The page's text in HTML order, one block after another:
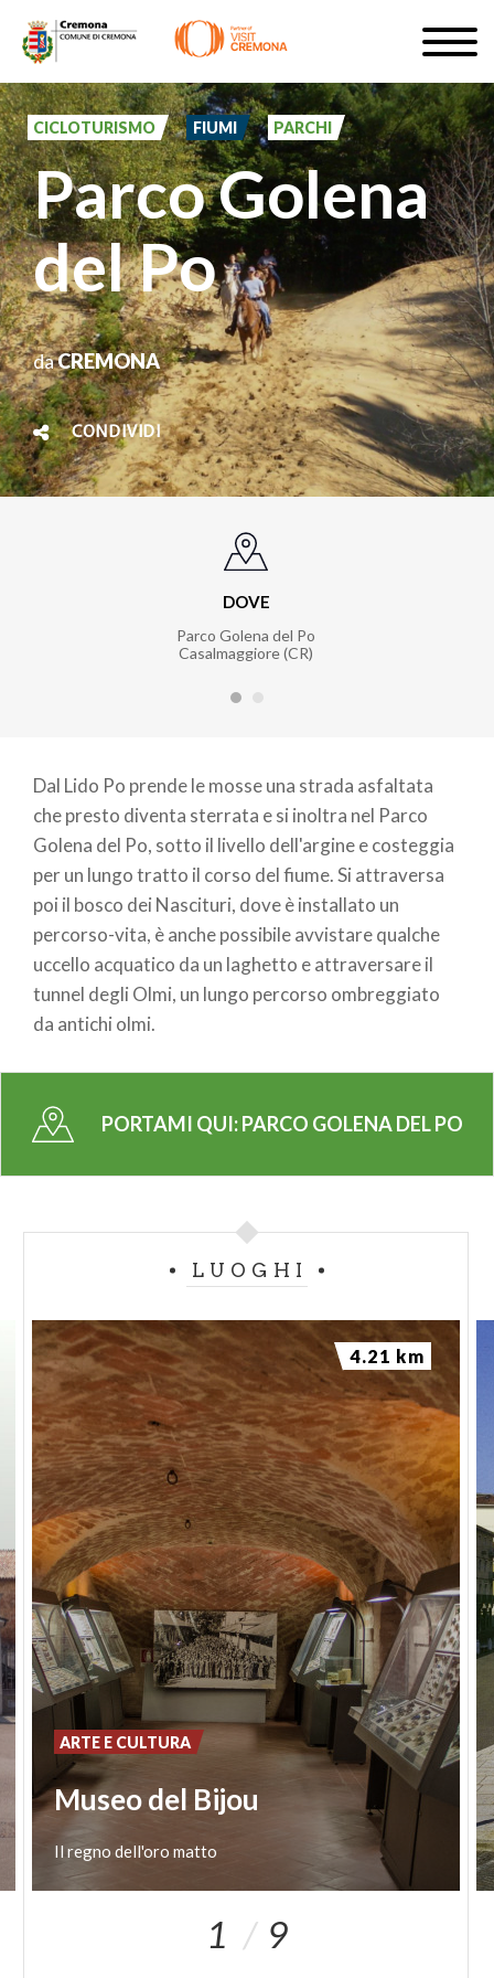
Salta
contenuto
principale
ISCRIVITI
IT
#turismocremona
CICLOTURISMO FIUMI PARCHI
Parco Golena
del Po
daCREMONA
CONDIVIDI
DOVE
Parco Golena del Po
Casalmaggiore (CR)
Dal Lido Po prende le mosse una strada asfaltata
che presto diventa sterrata e si inoltra nel Parco
Golena del Po, sotto il livello dell'argine e costeggia
per un lungo tratto il corso del fiume. Si attraversa
poi il bosco dei Nascituri, dove è installato un
percorso-vita, è anche possibile avvistare qualche
uccello acquatico da un laghetto e attraversare il
tunnel degli Olmi, un lungo percorso ombreggiato
da antichi olmi.
PORTAMI QUI:PARCO GOLENA DEL PO
LUOGHI
Museo del Bijou
Il regno dell'oro matto
ARTE E CULTURA
4.21 km
1 9